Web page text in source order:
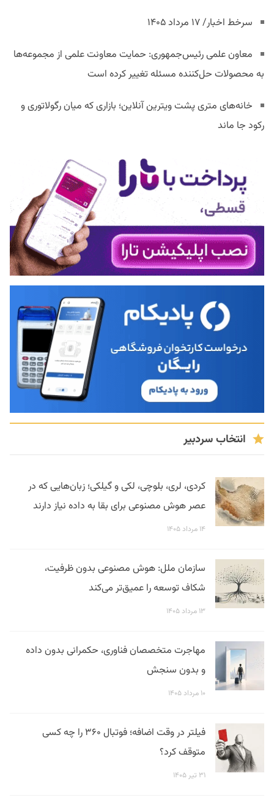
سرخط اخبار/ ۱۷ مرداد ۱۴۰۵
معاون علمی رئیس‌جمهوری: حمایت معاونت علمی از مجموعه‌ها
به محصولات حل‌کننده مسئله تغییر کرده است
خانه‌های متری پشت ویترین آنلاین؛ بازاری که میان رگولاتوری و
رکود جا ماند
انتخاب سردبیر
کردی، لری، بلوچی، لکی و گیلکی؛ زبان‌هایی که در
عصر هوش مصنوعی برای بقا به داده نیاز دارند
۱۴ مرداد ۱۴۰۵
سازمان ملل: هوش مصنوعی بدون ظرفیت،
شکاف توسعه را عمیق‌تر می‌کند
۱۳ مرداد ۱۴۰۵
مهاجرت متخصصان فناوری، حکمرانی بدون داده
و بدون سنجش
۱۰ مرداد ۱۴۰۵
فیلتر در وقت اضافه؛ فوتبال ۳۶۰ را چه کسی
متوقف کرد؟
۳۱ تیر ۱۴۰۵